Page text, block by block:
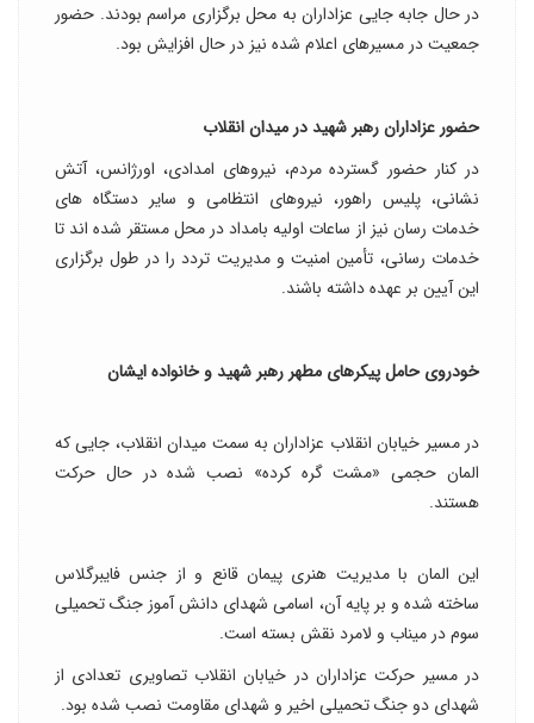
در حال جابه جایی عزاداران به محل برگزاری مراسم بودند. حضور
جمعیت در مسیرهای اعلام شده نیز در حال افزایش بود.
حضور عزاداران رهبر شهید در میدان انقلاب
در کنار حضور گسترده مردم، نیروهای امدادی، اورژانس، آتش
نشانی، پلیس راهور، نیروهای انتظامی و سایر دستگاه های
خدمات رسان نیز از ساعات اولیه بامداد در محل مستقر شده اند تا
خدمات رسانی، تأمین امنیت و مدیریت تردد را در طول برگزاری
این آیین بر عهده داشته باشند.
خودروی حامل پیکرهای مطهر رهبر شهید و خانواده ایشان
در مسیر خیابان انقلاب عزاداران به سمت میدان انقلاب، جایی که
المان حجمی «مشت گره کرده» نصب شده در حال حرکت
هستند.
این المان با مدیریت هنری پیمان قانع و از جنس فایبرگلاس
ساخته شده و بر پایه آن، اسامی شهدای دانش آموز جنگ تحمیلی
سوم در میناب و لامرد نقش بسته است.
در مسیر حرکت عزاداران در خیابان انقلاب تصاویری تعدادی از
شهدای دو جنگ تحمیلی اخیر و شهدای مقاومت نصب شده بود.